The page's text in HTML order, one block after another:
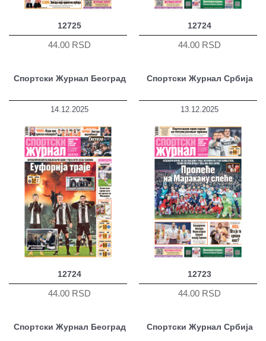
12725
44.00 RSD
12724
44.00 RSD
Спортски Журнал Београд
14.12.2025
12724
44.00 RSD
Спортски Журнал Србија
13.12.2025
12723
44.00 RSD
Спортски Журнал Београд Спортски Журнал Србија